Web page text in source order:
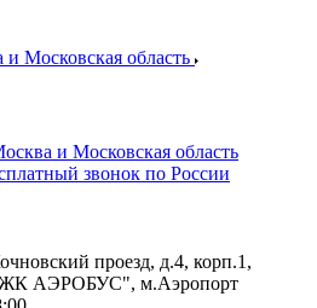
Московская область
и Московская область
звонок по России
проезд, д.4, корп.1,
АЭРОБУС", м.Аэропорт